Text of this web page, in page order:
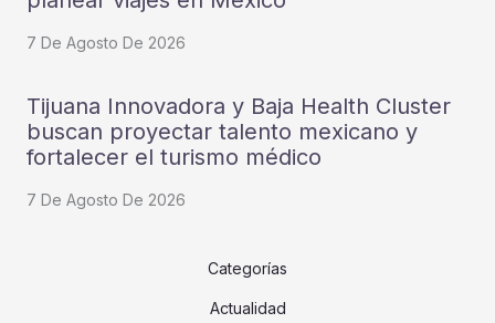
7 De Agosto De 2026
Tijuana Innovadora y Baja Health Cluster
buscan proyectar talento mexicano y
fortalecer el turismo médico
7 De Agosto De 2026
Categorías
Actualidad